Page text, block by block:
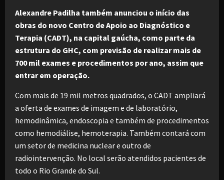
Alexandre Padilha também anunciou o início das
obras do novo Centro de Apoio ao Diagnóstico e
Terapia (CADT), na capital gaúcha, como parte da
estrutura do GHC, com previsão de realizar mais de
700 mil exames e procedimentos por ano, assim que
entrar em operação.
Com mais de 19 mil metros quadrados, o CADT ampliará
a oferta de exames de imagem e de laboratório,
hemodinâmica, endoscopia e também de procedimentos
como hemodiálise, hemoterapia. Também contará com
um setor de medicina nuclear e outro de
radiointervenção. No local serão atendidos pacientes de
todo o Rio Grande do Sul.